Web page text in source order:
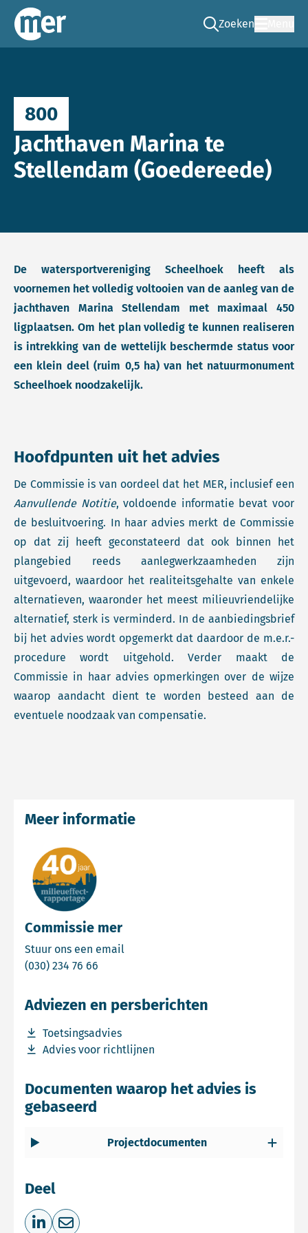
Commissie mer
Zoeken
Ga naar de zoek
800
Jachthaven Marina te
Stellendam (Goedereede)
De watersportvereniging Scheelhoek heeft als
voornemen het volledig voltooien van de aanleg van de
jachthaven Marina Stellendam met maximaal 450
ligplaatsen. Om het plan volledig te kunnen realiseren
is intrekking van de wettelijk beschermde status voor
een klein deel (ruim 0,5 ha) van het natuurmonument
Scheelhoek noodzakelijk.
Hoofdpunten uit het advies
De Commissie is van oordeel dat het MER, inclusief een
Aanvullende Notitie, voldoende informatie bevat voor
de besluitvoering. In haar advies merkt de Commissie
op dat zij heeft geconstateerd dat ook binnen het
plangebied reeds aanlegwerkzaamheden zijn
uitgevoerd, waardoor het realiteitsgehalte van enkele
alternatieven, waaronder het meest milieuvriendelijke
alternatief, sterk is verminderd. In de aanbiedingsbrief
bij het advies wordt opgemerkt dat daardoor de m.e.r.-
procedure wordt uitgehold. Verder maakt de
Commissie in haar advies opmerkingen over de wijze
waarop aandacht dient te worden besteed aan de
eventuele noodzaak van compensatie.
Commissie mer
Stuur ons een email
(030) 234 76 66
Meer informatie
Adviezen en persberichten
Toetsingsadvies
Download bestand Toetsingsadvies
Advies voor richtlijnen
Download bestand Advies voor richtlijnen
Documenten waarop het advies is
gebaseerd
Projectdocumenten
Deel